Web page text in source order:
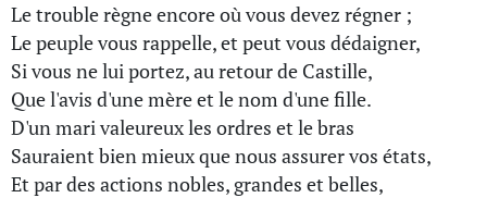
Le trouble règne encore où vous devez régner ;
Le peuple vous rappelle, et peut vous dédaigner,
Si vous ne lui portez, au retour de Castille,
Que l'avis d'une mère et le nom d'une fille.
D'un mari valeureux les ordres et le bras
Sauraient bien mieux que nous assurer vos états,
Et par des actions nobles, grandes et belles,